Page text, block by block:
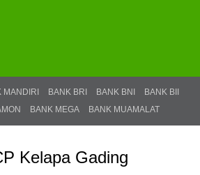
MANDIRI BANK BRI BANK BNI
BANK BII
BANK MEGA BANK MUAMALAT
Kelapa Gading